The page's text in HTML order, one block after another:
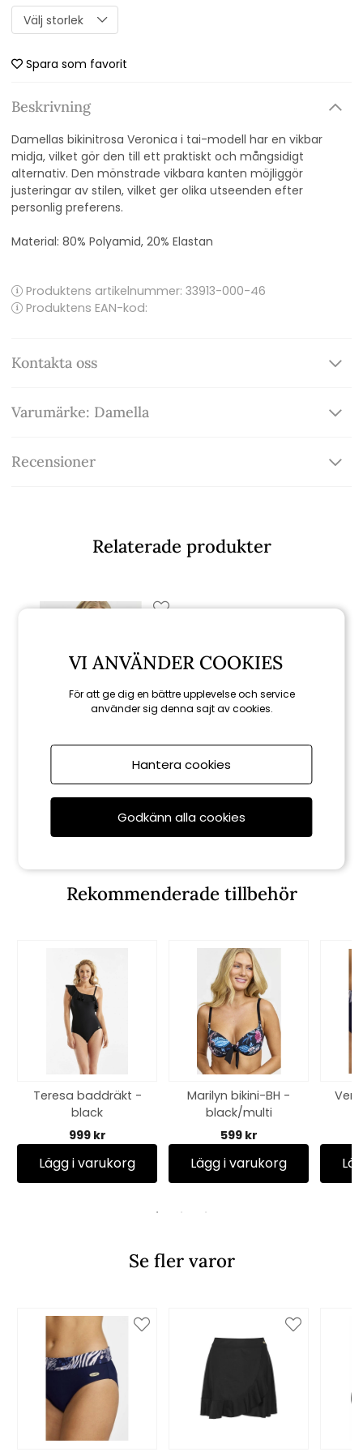
Spara som favorit
Beskrivning
Damellas bikinitrosa Veronica i tai-modell har en vikbar
midja, vilket gör den till ett praktiskt och mångsidigt
alternativ. Den mönstrade vikbara kanten möjliggör
justeringar av stilen, vilket ger olika utseenden efter
personlig preferens.
Material: 80% Polyamid, 20% Elastan
Produktens artikelnummer: 33913-000-46
Produktens EAN-kod:
Kontakta oss
Varumärke: Damella
Recensioner
Relaterade produkter
729 kr
Rekommenderade tillbehör
Teresa baddräkt -
black
999 kr
Lägg i varukorg
Marilyn bikini-BH -
black/multi
599 kr
Lägg i varukorg
Se fler varor
VI ANVÄNDER COOKIES
För att ge dig en bättre upplevelse och service
använder sig denna sajt av cookies.
Hantera cookies
Godkänn alla cookies